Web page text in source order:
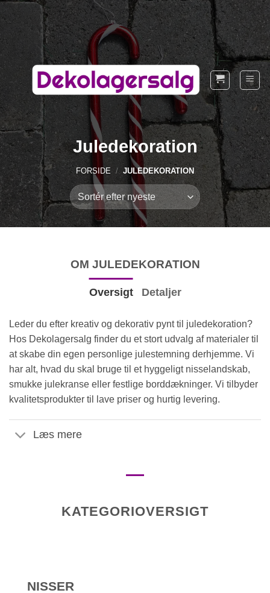
Fortsæt
til
indhold
Juledekoration
FORSIDE / JULEDEKORATION
OM JULEDEKORATION
Oversigt Detaljer
Leder du efter kreativ og dekorativ pynt til juledekoration?
Hos Dekolagersalg finder du et stort udvalg af materialer til
at skabe din egen personlige julestemning derhjemme. Vi
har alt, hvad du skal bruge til et hyggeligt nisselandskab,
smukke julekranse eller festlige borddækninger. Vi tilbyder
kvalitetsprodukter til lave priser og hurtig levering.
Læs mere
KATEGORIOVERSIGT
NISSER